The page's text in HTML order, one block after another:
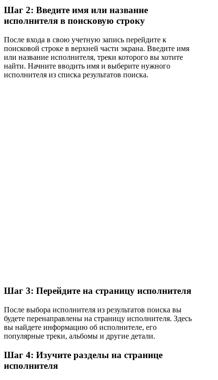
Шаг 2: Введите имя или название
исполнителя в поисковую строку
После входа в свою учетную запись перейдите к
поисковой строке в верхней части экрана. Введите имя
или название исполнителя, треки которого вы хотите
найти. Начните вводить имя и выберите нужного
исполнителя из списка результатов поиска.
Шаг 3: Перейдите на страницу исполнителя
После выбора исполнителя из результатов поиска вы
будете перенаправлены на страницу исполнителя. Здесь
вы найдете информацию об исполнителе, его
популярные треки, альбомы и другие детали.
Шаг 4: Изучите разделы на странице
исполнителя